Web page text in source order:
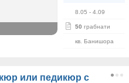
8.05 - 4.09
50 грабнати
кв. Банишора
или педикюр с